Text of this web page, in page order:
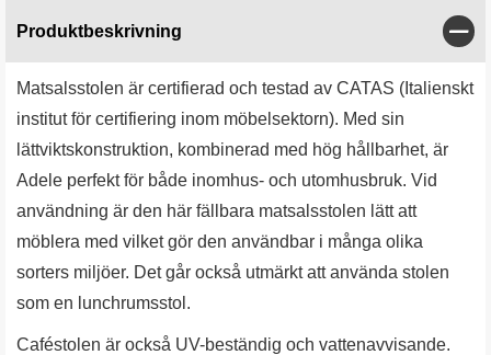
Produktbeskrivning
Matsalsstolen är certifierad och testad av CATAS (Italienskt
institut för certifiering inom möbelsektorn). Med sin
lättviktskonstruktion, kombinerad med hög hållbarhet, är
Adele perfekt för både inomhus- och utomhusbruk. Vid
användning är den här fällbara matsalsstolen lätt att
möblera med vilket gör den användbar i många olika
sorters miljöer. Det går också utmärkt att använda stolen
som en lunchrumsstol.
Caféstolen är också UV-beständig och vattenavvisande.